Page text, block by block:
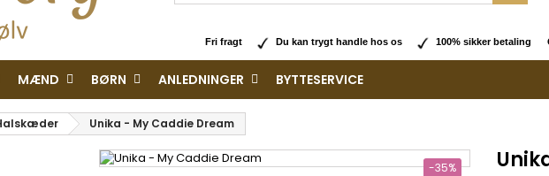
Fri fragt Du kan trygt handle hos os 100% sikker betaling
MÆND BØRN ANLEDNINGER BYTTESERVICE
Unika - My Caddie Dream
-35%